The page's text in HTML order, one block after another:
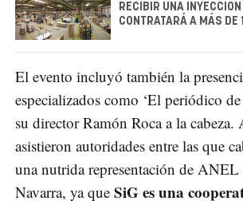
RECIBIR UNA
CONTRATARÁ A MÁS DE
El evento incluyó también la
especializados como ‘El periódico
su director Ramón Roca a la cabeza.
asistieron autoridades entre las que
una nutrida representación de
Navarra, ya que SiG es una